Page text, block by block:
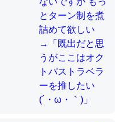
大量に使う脊椎動物と貝
だと殻を無くしてナメク
問題＝「昆虫はなぜ海にいな